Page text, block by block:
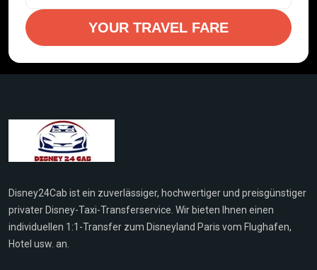
YOUR TRAVEL FARE
Disney24Cab ist ein zuverlässiger, hochwertiger und preisgünstiger
privater Disney-Taxi-Transferservice. Wir bieten Ihnen einen
individuellen 1:1-Transfer zum Disneyland Paris vom Flughafen,
Hotel usw. an.